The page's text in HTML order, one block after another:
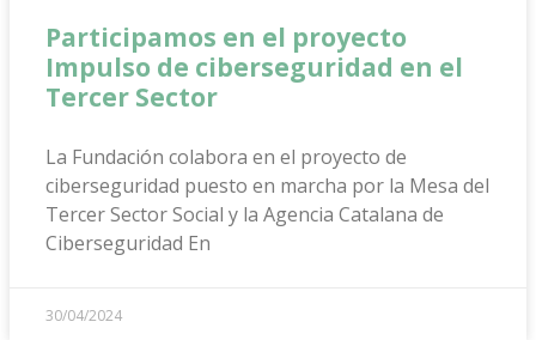
Participamos en el proyecto
Impulso de ciberseguridad en el
Tercer Sector
La Fundación colabora en el proyecto de
ciberseguridad puesto en marcha por la Mesa del
Tercer Sector Social y la Agencia Catalana de
Ciberseguridad En
30/04/2024